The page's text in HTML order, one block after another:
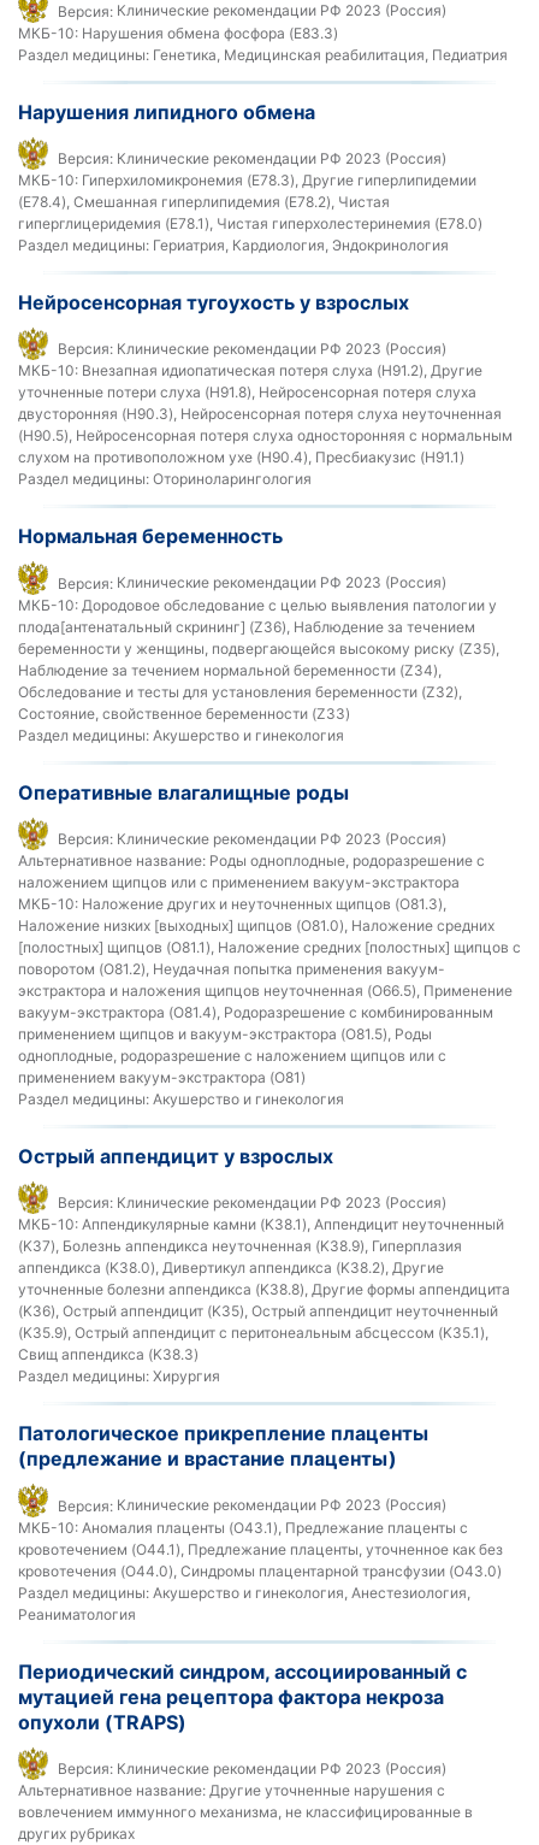
Версия: Клинические рекомендации РФ 2023 (Россия)
МКБ-10: Нарушения обмена фосфора (E83.3)
Раздел медицины: Генетика, Медицинская реабилитация, Педиатрия
Нарушения липидного обмена
Версия: Клинические рекомендации РФ 2023 (Россия)
МКБ-10: Гиперхиломикронемия (E78.3), Другие гиперлипидемии
(E78.4), Смешанная гиперлипидемия (E78.2), Чистая
гиперглицеридемия (E78.1), Чистая гиперхолестеринемия (E78.0)
Раздел медицины: Гериатрия, Кардиология, Эндокринология
Нейросенсорная тугоухость у взрослых
Версия: Клинические рекомендации РФ 2023 (Россия)
МКБ-10: Внезапная идиопатическая потеря слуха (H91.2), Другие
уточненные потери слуха (H91.8), Нейросенсорная потеря слуха
двусторонняя (H90.3), Нейросенсорная потеря слуха неуточненная
(H90.5), Нейросенсорная потеря слуха односторонняя с нормальным
слухом на противоположном ухе (H90.4), Пресбиакузис (H91.1)
Раздел медицины: Оториноларингология
Нормальная беременность
Версия: Клинические рекомендации РФ 2023 (Россия)
МКБ-10: Дородовое обследование с целью выявления патологии у
плода[антенатальный скрининг] (Z36), Наблюдение за течением
беременности у женщины, подвергающейся высокому риску (Z35),
Наблюдение за течением нормальной беременности (Z34),
Обследование и тесты для установления беременности (Z32),
Состояние, свойственное беременности (Z33)
Раздел медицины: Акушерство и гинекология
Оперативные влагалищные роды
Версия: Клинические рекомендации РФ 2023 (Россия)
Альтернативное название: Роды одноплодные, родоразрешение с
наложением щипцов или с применением вакуум-экстрактора
МКБ-10: Наложение других и неуточненных щипцов (O81.3),
Наложение низких [выходных] щипцов (O81.0), Наложение средних
[полостных] щипцов (O81.1), Наложение средних [полостных] щипцов с
поворотом (O81.2), Неудачная попытка применения вакуум-
экстрактора и наложения щипцов неуточненная (O66.5), Применение
вакуум-экстрактора (O81.4), Родоразрешение с комбинированным
применением щипцов и вакуум-экстрактора (O81.5), Роды
одноплодные, родоразрешение с наложением щипцов или с
применением вакуум-экстрактора (O81)
Раздел медицины: Акушерство и гинекология
Острый аппендицит у взрослых
Версия: Клинические рекомендации РФ 2023 (Россия)
МКБ-10: Аппендикулярные камни (K38.1), Аппендицит неуточненный
(K37), Болезнь аппендикса неуточненная (K38.9), Гиперплазия
аппендикса (K38.0), Дивертикул аппендикса (K38.2), Другие
уточненные болезни аппендикса (K38.8), Другие формы аппендицита
(K36), Острый аппендицит (K35), Острый аппендицит неуточненный
(K35.9), Острый аппендицит с перитонеальным абсцессом (K35.1),
Свищ аппендикса (K38.3)
Раздел медицины: Хирургия
Патологическое прикрепление плаценты
(предлежание и врастание плаценты)
Версия: Клинические рекомендации РФ 2023 (Россия)
МКБ-10: Аномалия плаценты (O43.1), Предлежание плаценты с
кровотечением (O44.1), Предлежание плаценты, уточненное как без
кровотечения (O44.0), Синдромы плацентарной трансфузии (O43.0)
Раздел медицины: Акушерство и гинекология, Анестезиология,
Реаниматология
Периодический синдром, ассоциированный с
мутацией гена рецептора фактора некроза
опухоли (TRAPS)
Версия: Клинические рекомендации РФ 2023 (Россия)
Альтернативное название: Другие уточненные нарушения с
вовлечением иммунного механизма, не классифицированные в
других рубриках